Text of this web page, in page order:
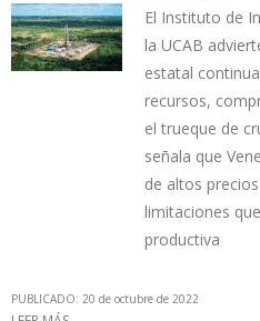
El Instituto de
la UCAB
estatal
recursos,
el trueque de
señala que
de altos
limitaciones
productiva
PUBLICADO: 20 de octubre de 2022